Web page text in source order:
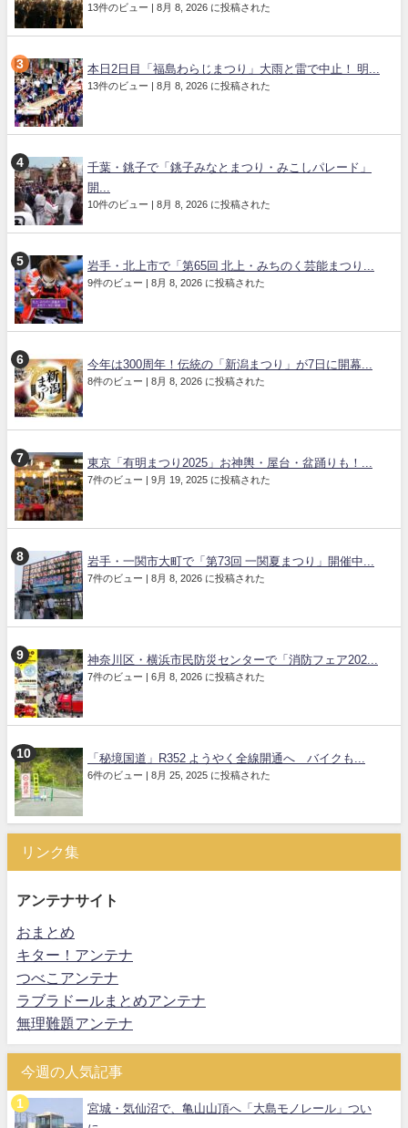
13件のビュー | 8月 8, 2026 に投稿された
本日2日目「福島わらじまつり」大雨と雷で中止！ 明...
13件のビュー | 8月 8, 2026 に投稿された
千葉・銚子で「銚子みなとまつり・みこしパレード」
開...
10件のビュー | 8月 8, 2026 に投稿された
岩手・北上市で「第65回 北上・みちのく芸能まつり...
9件のビュー | 8月 8, 2026 に投稿された
今年は300周年！伝統の「新潟まつり」が7日に開幕...
8件のビュー | 8月 8, 2026 に投稿された
東京「有明まつり2025」お神輿・屋台・盆踊りも！...
7件のビュー | 9月 19, 2025 に投稿された
岩手・一関市大町で「第73回 一関夏まつり」開催中...
7件のビュー | 8月 8, 2026 に投稿された
神奈川区・横浜市民防災センターで「消防フェア202...
7件のビュー | 6月 8, 2026 に投稿された
「秘境国道」R352 ようやく全線開通へ バイクも...
6件のビュー | 8月 25, 2025 に投稿された
リンク集
アンテナサイト
おまとめ
キター！アンテナ
つべこアンテナ
ラブラドールまとめアンテナ
無理難題アンテナ
今週の人気記事
宮城・気仙沼で、亀山山頂へ「大島モノレール」つい